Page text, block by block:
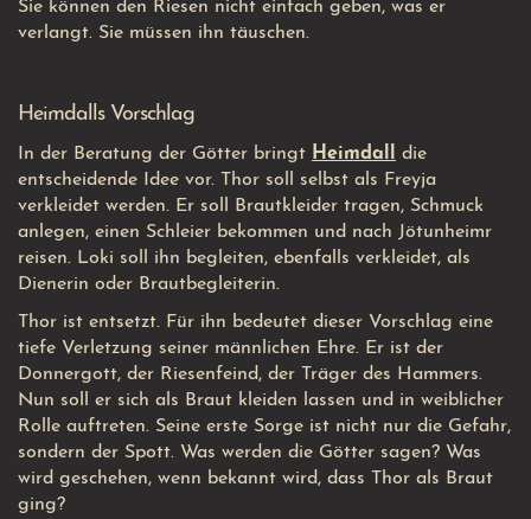
Sie können den Riesen nicht einfach geben, was er
verlangt. Sie müssen ihn täuschen.
Heimdalls Vorschlag
In der Beratung der Götter bringt Heimdall
die
entscheidende Idee vor. Thor soll selbst als Freyja
verkleidet werden. Er soll Brautkleider tragen, Schmuck
anlegen, einen Schleier bekommen und nach Jötunheimr
reisen. Loki soll ihn begleiten, ebenfalls verkleidet, als
Dienerin oder Brautbegleiterin.
Thor ist entsetzt. Für ihn bedeutet dieser Vorschlag eine
tiefe Verletzung seiner männlichen Ehre. Er ist der
Donnergott, der Riesenfeind, der Träger des Hammers.
Nun soll er sich als Braut kleiden lassen und in weiblicher
Rolle auftreten. Seine erste Sorge ist nicht nur die Gefahr,
sondern der Spott. Was werden die Götter sagen? Was
wird geschehen, wenn bekannt wird, dass Thor als Braut
ging?